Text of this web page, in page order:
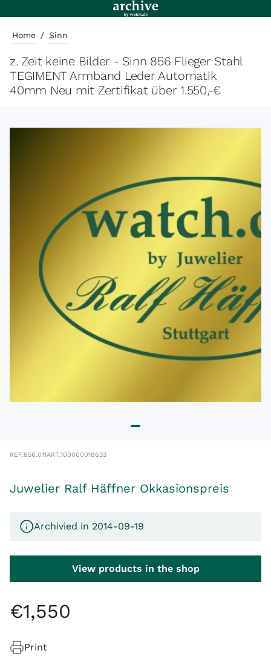
Home / Sinn
z. Zeit keine Bilder - Sinn 856 Flieger Stahl
TEGIMENT Armband Leder Automatik
40mm Neu mit Zertifikat über 1.550,-€
REF.856.011ART.100000018633
Juwelier Ralf Häffner Okkasionspreis
Archivied in 2014-09-19
View products in the shop
€1,550
Print